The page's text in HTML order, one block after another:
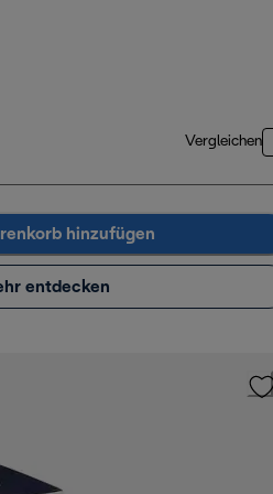
Vergleichen
hinzufügen
entdecken